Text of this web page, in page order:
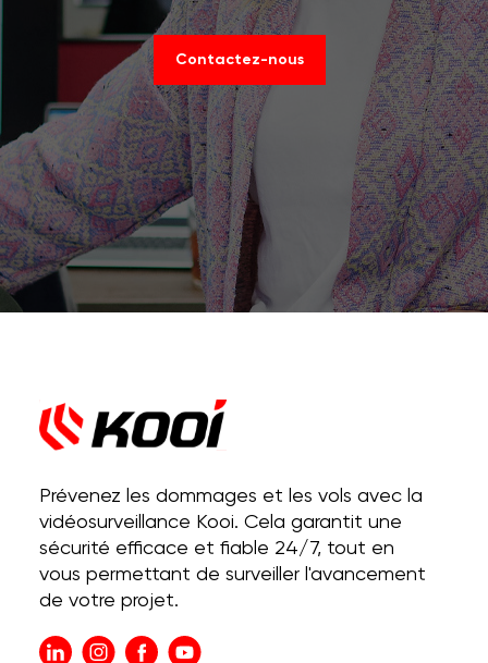
Contactez-nous
Prévenez les dommages et les vols avec la
vidéosurveillance Kooi. Cela garantit une
sécurité efficace et fiable 24/7, tout en
vous permettant de surveiller l'avancement
de votre projet.